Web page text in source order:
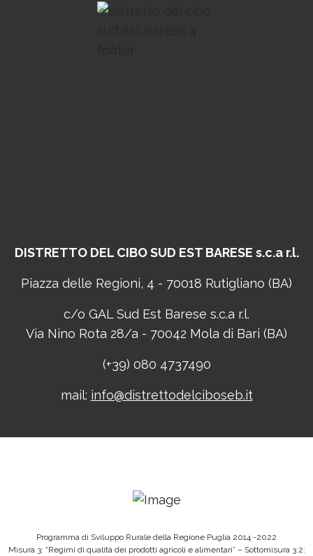
DISTRETTO DEL CIBOSUD EST BARESE s.c.a r.l.
Piazza delle Regioni, 4 - 70018 Rutigliano (BA)
c/o GAL Sud Est Barese s.c.a r.l.
Via Nino Rota 28/a - 70042 Mola di Bari (BA)
(+39) 080 4737490
mail: info@distrettodelciboseb.it
Programma di Sviluppo Rurale della Regione Puglia 2014 -2022
Misura 3: “Regimi di qualità dei prodotti agricoli e alimentari” – Sottomisura 3:2: